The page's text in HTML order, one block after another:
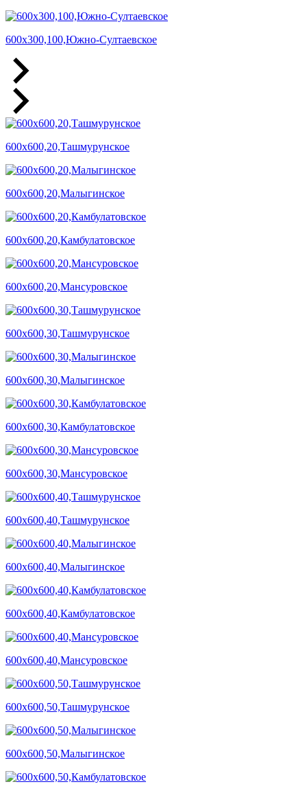
600х300,100,Южно-Султаевское
600х600,20,Ташмурунское
600х600,20,Малыгинское
600х600,20,Камбулатовское
600х600,20,Мансуровское
600х600,30,Ташмурунское
600х600,30,Малыгинское
600х600,30,Камбулатовское
600х600,30,Мансуровское
600х600,40,Ташмурунское
600х600,40,Малыгинское
600х600,40,Камбулатовское
600х600,40,Мансуровское
600х600,50,Ташмурунское
600х600,50,Малыгинское